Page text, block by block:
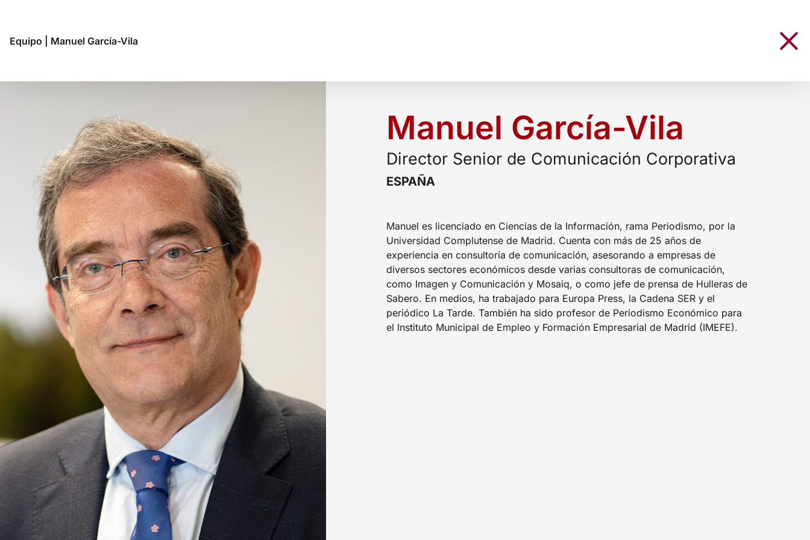
Equipo Manuel García-Vila
Manuel García-Vila
Director Senior de Comunicación Corporativa
ESPAÑA
Manuel es licenciado en Ciencias de la Información, rama Periodismo, por la
Universidad Complutense de Madrid. Cuenta con más de 25 años de
experiencia en consultoría de comunicación, asesorando a empresas de
diversos sectores económicos desde varias consultoras de comunicación,
como Imagen y Comunicación y Mosaiq, o como jefe de prensa de Hulleras de
Sabero. En medios, ha trabajado para Europa Press, la Cadena SER y el
periódico La Tarde. También ha sido profesor de Periodismo Económico para
el Instituto Municipal de Empleo y Formación Empresarial de Madrid (IMEFE).